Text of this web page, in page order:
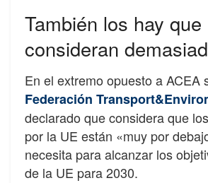
También los hay que
consideran
En el extremo opuesto a ACEA
Federación
declarado que considera que
por la UE están «muy por
necesita para alcanzar los
de la UE para 2030.